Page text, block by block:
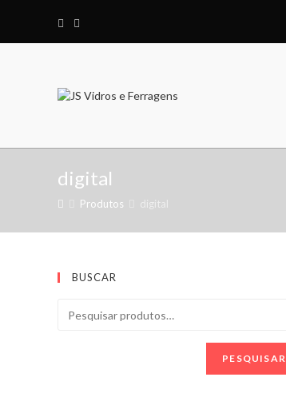
digital
Produtos digital
BUSCAR
PESQUISAR